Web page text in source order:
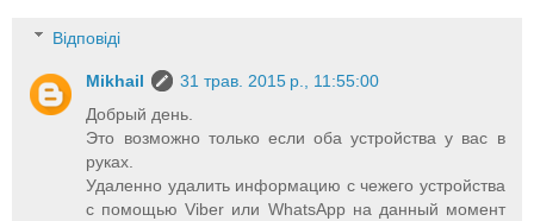
Відповіді
Mikhail
31 трав. 2015 р., 11:55:00
Добрый день.
Это возможно только если оба устройства у вас в
руках.
Удаленно удалить информацию с чежего устройства
с помощью Viber или WhatsApp на данный момент